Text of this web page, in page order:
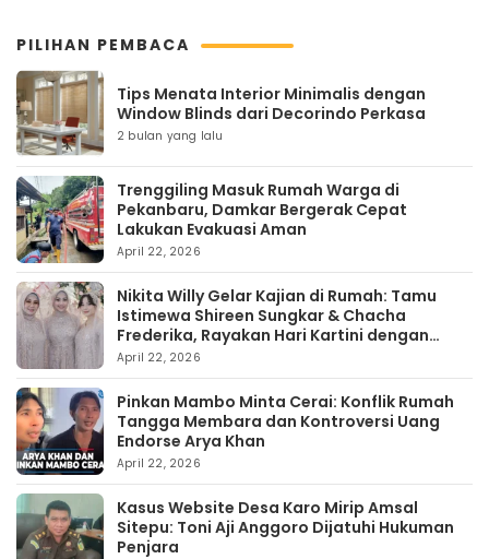
PILIHAN PEMBACA
Tips Menata Interior Minimalis dengan
Window Blinds dari Decorindo Perkasa
2 bulan yang lalu
Trenggiling Masuk Rumah Warga di
Pekanbaru, Damkar Bergerak Cepat
Lakukan Evakuasi Aman
April 22, 2026
Nikita Willy Gelar Kajian di Rumah: Tamu
Istimewa Shireen Sungkar & Chacha
Frederika, Rayakan Hari Kartini dengan
Kehangatan
April 22, 2026
Pinkan Mambo Minta Cerai: Konflik Rumah
Tangga Membara dan Kontroversi Uang
Endorse Arya Khan
April 22, 2026
Kasus Website Desa Karo Mirip Amsal
Sitepu: Toni Aji Anggoro Dijatuhi Hukuman
Penjara